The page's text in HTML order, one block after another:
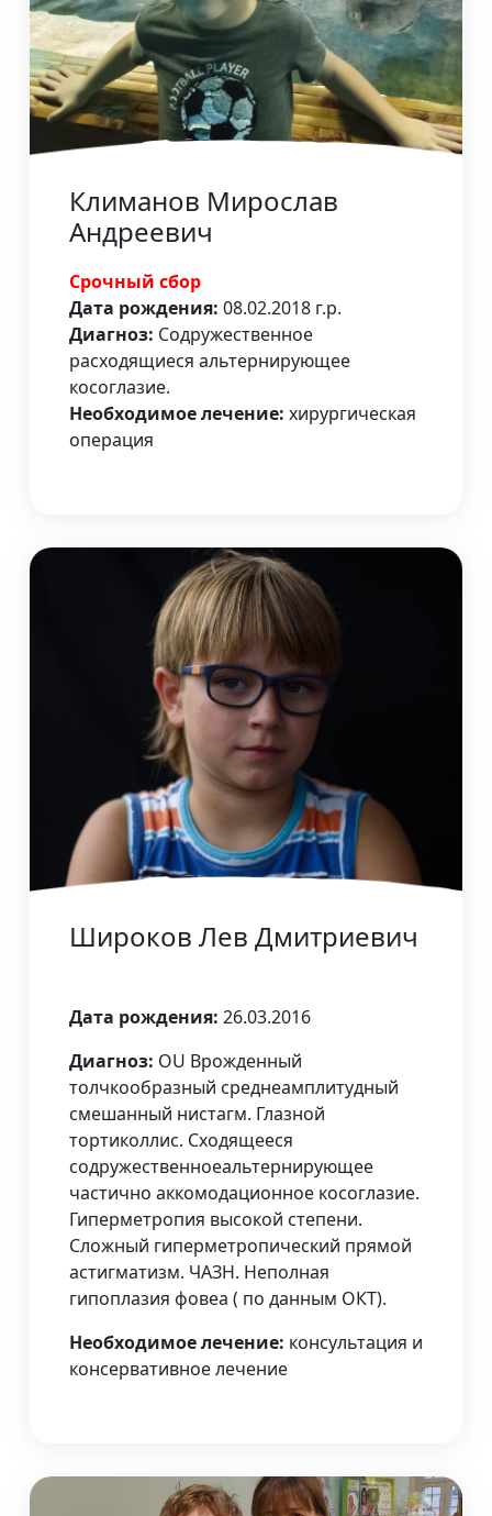
Климанов Мирослав
Андреевич
Срочный сбор
Дата рождения: 08.02.2018 г.р.
Диагноз: Содружественное
расходящиеся альтернирующее
косоглазие.
Необходимое лечение: хирургическая
операция
Широков Лев Дмитриевич
Дата рождения: 26.03.2016
Диагноз: OU Врожденный
толчкообразный среднеамплитудный
смешанный нистагм. Глазной
тортиколлис. Сходящееся
содружественноеальтернирующее
частично аккомодационное косоглазие.
Гиперметропия высокой степени.
Сложный гиперметропический прямой
астигматизм. ЧАЗН. Неполная
гипоплазия фовеа ( по данным ОКТ).
Необходимое лечение: консультация и
консервативное лечение